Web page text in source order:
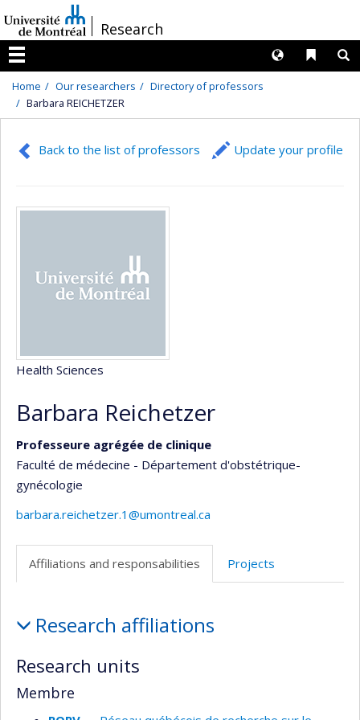
au
contenu
/Research
Menu
Liens
Langues
Home Our researchers
Directory of professors
Barbara REICHETZER
Back to the list of professors Update your profile
Health Sciences
Barbara Reichetzer
Professeure agrégée de clinique
Faculté de médecine - Département d'obstétrique-
gynécologie
barbara.reichetzer.1@umontreal.ca
Affiliations and responsabilities Projects
and
responsabilities
Research affiliations
Research units
Membre